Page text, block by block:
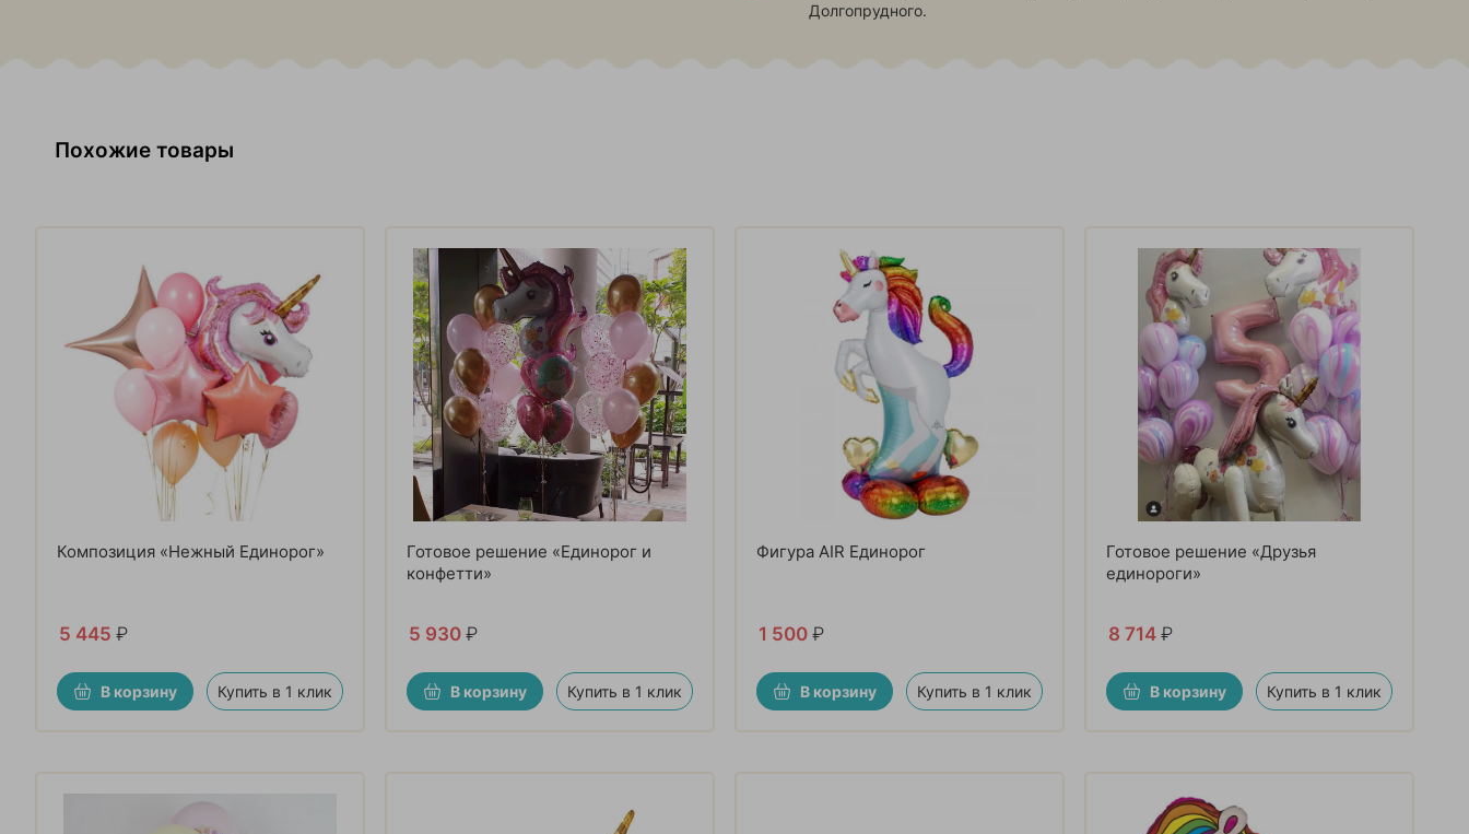
Долгопрудного.
Похожие товары
Композиция «Нежный Единорог»
5 445 ₽
В корзину Купить в 1 клик
Готовое решение «Единорог и
конфетти»
5 930 ₽
В корзину Купить в 1 клик
Фигура AIR Единорог
1 500 ₽
В корзину Купить в 1 клик
Готовое решение «Друзья
единороги»
8 714 ₽
В корзину Купить в 1 клик